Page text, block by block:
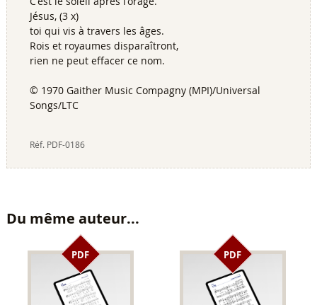
Jésus, (3 x)
toi qui vis à travers les âges.
Rois et royaumes disparaîtront,
rien ne peut effacer ce nom.
© 1970 Gaither Music Compagny (MPI)/Universal
Songs/LTC
Réf. PDF-0186
Du même auteur...
PDF PDF